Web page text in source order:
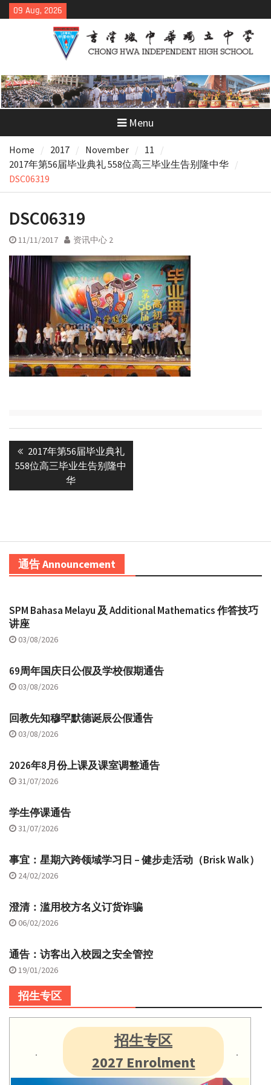
Skip
to
09 Aug, 2026
Menu
Home 2017 November
11
2017年第56届毕业典礼 558位高三毕业生告别隆中华
DSC06319
DSC06319
11/11/2017 资讯中心 2
navigation
Previous
post:
2017年第56届毕业典礼
558位高三毕业生告别隆中
华
通告 Announcement
SPM Bahasa Melayu 及 Additional Mathematics 作答技巧
讲座
03/08/2026
69周年国庆日公假及学校假期通告
03/08/2026
回教先知穆罕默德诞辰公假通告
03/08/2026
2026年8月份上课及课室调整通告
31/07/2026
学生停课通告
31/07/2026
事宜：星期六跨领域学习日 – 健步走活动（Brisk Walk）
24/02/2026
澄清：滥用校方名义订货诈骗
06/02/2026
通告：访客出入校园之安全管控
19/01/2026
招生专区
招生专区
2027 Enrolment